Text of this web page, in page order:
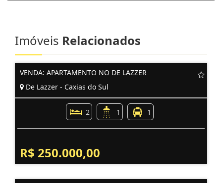
Imóveis Relacionados
VENDA: APARTAMENTO NO DE LAZZER
De Lazzer - Caxias do Sul
2 1 1
R$ 250.000,00